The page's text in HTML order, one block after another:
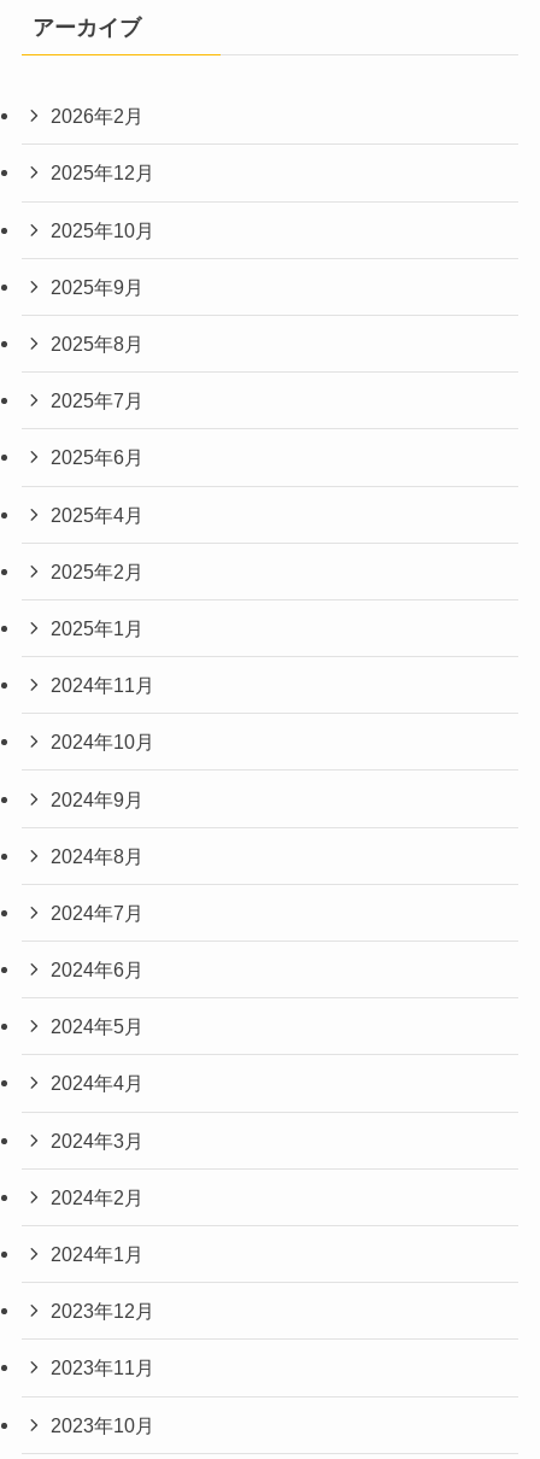
アーカイブ
2026年2月
2025年12月
2025年10月
2025年9月
2025年8月
2025年7月
2025年6月
2025年4月
2025年2月
2025年1月
2024年11月
2024年10月
2024年9月
2024年8月
2024年7月
2024年6月
2024年5月
2024年4月
2024年3月
2024年2月
2024年1月
2023年12月
2023年11月
2023年10月